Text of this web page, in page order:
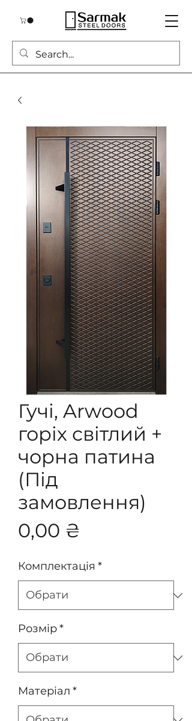
Гучі, Arwood
горіх світлий +
чорна патина
(Під
замовлення)
0,00 ₴
Комплектація *
Розмір*
Матеріал *